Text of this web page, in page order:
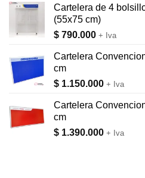
Cartelera de 4
(55x75 cm)
$ 790.000 + Iva
Cartelera
cm
$ 1.150.000 + Iva
Cartelera
cm
$ 1.390.000 + Iva